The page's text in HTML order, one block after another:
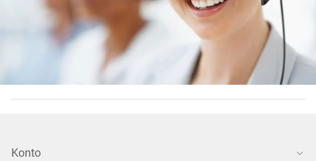
Konto